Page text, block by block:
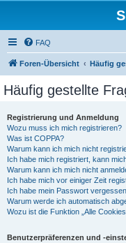
FAQ
Foren-Übersicht Häufig
Häufig gestellte
Registrierung und Anmeldung
Wozu muss ich mich registrieren?
Was ist COPPA?
Warum kann ich mich nicht
Ich habe mich registriert, kann
Warum kann ich mich nicht
Ich habe mich vor einiger Zeit
Ich habe mein Passwort
Warum werde ich automatisch
Wozu ist die Funktion „Alle
Benutzerpräferenzen und -